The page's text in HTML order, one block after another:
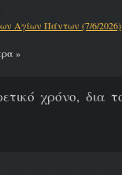
Αγίων Πάντων (7/6/2026)
»
χρόνο, δια